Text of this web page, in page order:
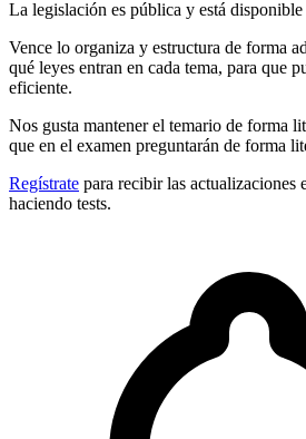
La legislación es pública y está
Vence lo organiza y estructura de forma
qué leyes entran en cada tema, para que
eficiente.
Nos gusta mantener el temario de forma
que en el examen preguntarán de forma
Regístrate para recibir las actualizaciones
haciendo tests.